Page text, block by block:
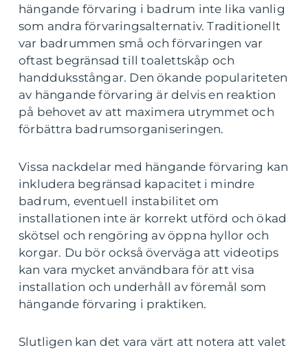
hängande förvaring i badrum inte lika vanlig
som andra förvaringsalternativ. Traditionellt
var badrummen små och förvaringen var
oftast begränsad till toalettskåp och
handduksstångar. Den ökande populariteten
av hängande förvaring är delvis en reaktion
på behovet av att maximera utrymmet och
förbättra badrumsorganiseringen.
Vissa nackdelar med hängande förvaring kan
inkludera begränsad kapacitet i mindre
badrum, eventuell instabilitet om
installationen inte är korrekt utförd och ökad
skötsel och rengöring av öppna hyllor och
korgar. Du bör också överväga att videotips
kan vara mycket användbara för att visa
installation och underhåll av föremål som
hängande förvaring i praktiken.
Slutligen kan det vara värt att notera att valet